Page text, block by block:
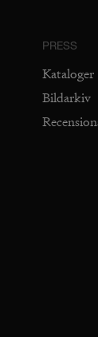
PRESS
Kataloger
Bildarkiv